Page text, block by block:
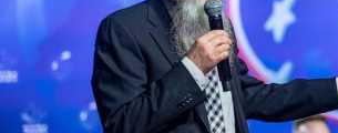
RELATED TOPICS:
UP NEXT
Proč má PiS podporu poloviny polských